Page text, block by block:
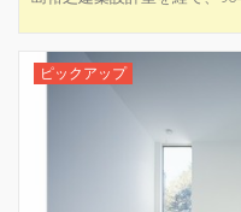
2006年からは羽田国際線ター
ピックアップ